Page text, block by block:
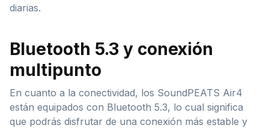
diarias.
Bluetooth 5.3 y conexión
multipunto
En cuanto a la conectividad, los SoundPEATS Air4
están equipados con Bluetooth 5.3, lo cual significa
que podrás disfrutar de una conexión más estable y